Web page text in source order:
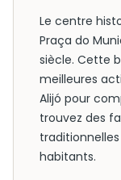
Le centre
Praça do
siècle. Cette
meilleures
Alijó pour
trouvez des
habitants.